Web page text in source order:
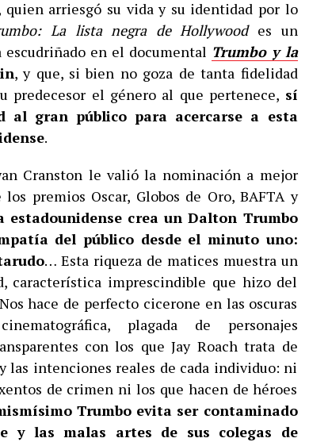
quien arriesgó su vida y su identidad por lo
La lista negra de Hollywoodes un
en el documental Trumbo y la
, y que, si bien no goza de tanta fidelidad
predecesor el género al que pertenece, sí
al gran público para acercarse a esta
.
Cranston le valió la nominación a mejor
premios Oscar, Globos de Oro, BAFTA y
estadounidense crea un Dalton Trumbo
del público desde el minuto uno:
… Esta riqueza de matices muestra un
característica imprescindible que hizo del
hace de perfecto cicerone en las oscuras
plagada de personajes
con los que Jay Roach trata de
las intenciones reales de cada individuo: ni
de crimen ni los que hacen de héroes
Trumbo evita ser contaminado
y las malas artes de sus colegas de